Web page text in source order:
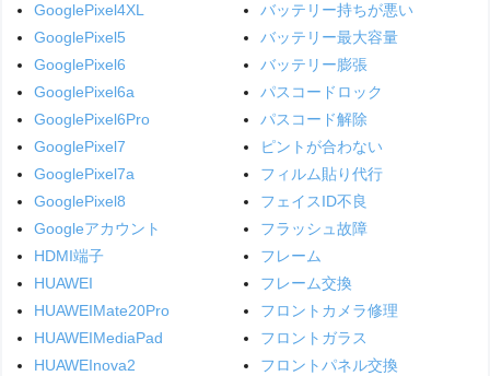
GooglePixel4XL
GooglePixel5
GooglePixel6
GooglePixel6a
GooglePixel6Pro
GooglePixel7
GooglePixel7a
GooglePixel8
Googleアカウント
HDMI端子
HUAWEI
HUAWEIMate20Pro
HUAWEIMediaPad
HUAWEInova2
バッテリー持ちが悪い
バッテリー最大容量
バッテリー膨張
パスコードロック
パスコード解除
ピントが合わない
フィルム貼り代行
フェイスID不良
フラッシュ故障
フレーム
フレーム交換
フロントカメラ修理
フロントガラス
フロントパネル交換